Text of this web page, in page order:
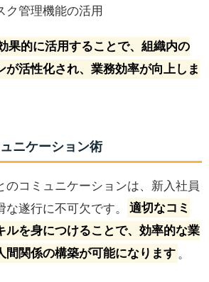
管理機能の活用
果的に活用することで、組織内の
が活性化され、業務効率が向上しま
ニケーション術
のコミュニケーションは、新入社員
遂行に不可欠です。
適切なコミ
ルを身につけることで、効率的な業
間関係の構築が可能になります 。